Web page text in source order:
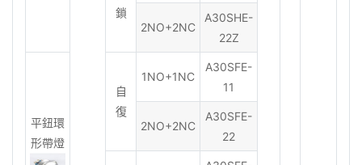
鎖
2NO+2NC
A30SHE-
22Z
平鈕環
形帶燈
自
復
1NO+1NC
A30SFE-
11
2NO+2NC
A30SFE-
22